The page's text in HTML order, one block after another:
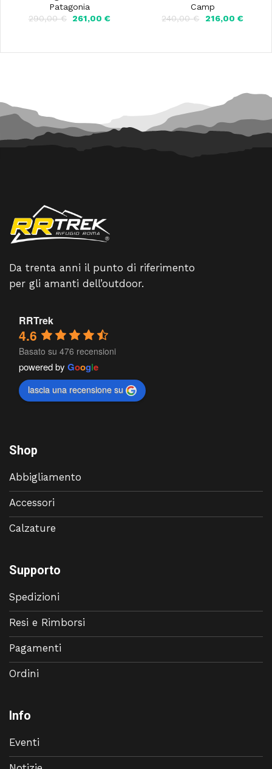
Patagonia
290,00€
Il
290,00 €.
261,00€Il
261,00 €.
Camp
240,00€
Il
240,00 €.
216,00 €Il
Da trenta anni il punto di riferimento
per gli amanti dell’outdoor.
RRTrek
4.6
Basato su 476 recensioni
powered by Google
lascia una recensione su
Shop
Abbigliamento
Accessori
Calzature
Supporto
Spedizioni
Resi e Rimborsi
Pagamenti
Ordini
Info
Eventi